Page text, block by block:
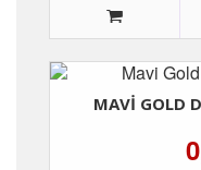
MAVI GOLD